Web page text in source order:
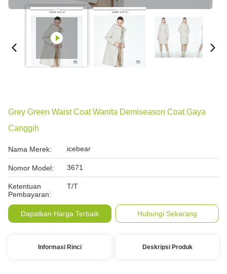
Grey Green Waist Coat Wanita Demiseason Coat Gaya
Canggih
Nama Merek: icebear
Nomor Model: 3671
Ketentuan
Pembayaran:
T/T
Dapatkan Harga Terbaik Hubungi Sekarang
Informasi Rinci Deskripsi Produk